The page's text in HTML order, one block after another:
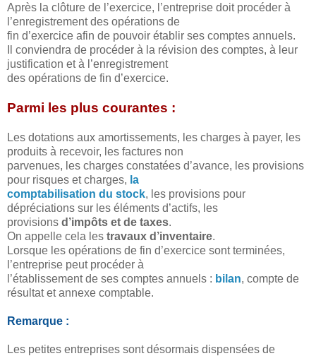
Après la clôture de l’exercice, l’entreprise doit procéder à
l’enregistrement des opérations de
fin d’exercice afin de pouvoir établir ses comptes annuels.
Il conviendra de procéder à la révision des comptes, à leur
justification et à l’enregistrement
des opérations de fin d’exercice.
Parmi les plus courantes :
Les dotations aux amortissements, les charges à payer, les
produits à recevoir, les factures non
parvenues, les charges constatées d’avance, les provisions
pour risques et charges, la
comptabilisation du stock, les provisions pour
dépréciations sur les éléments d’actifs, les
provisions d’impôts et de taxes.
On appelle cela les travaux d’inventaire.
Lorsque les opérations de fin d’exercice sont terminées,
l’entreprise peut procéder à
l’établissement de ses comptes annuels : bilan, compte de
résultat et annexe comptable.
Remarque :
Les petites entreprises sont désormais dispensées de